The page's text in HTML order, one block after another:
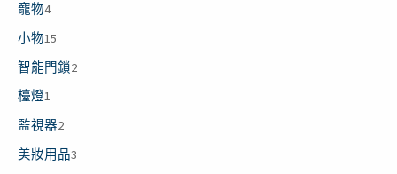
寵物4
小物15
智能門鎖2
檯燈1
監視器2
美妝用品3